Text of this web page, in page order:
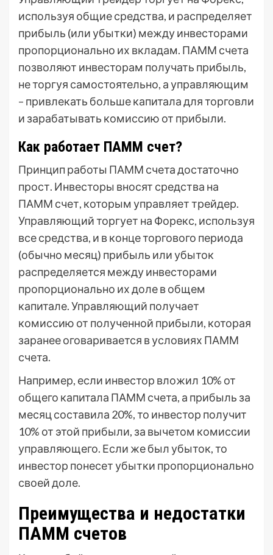
используя общие средства, и распределяет
прибыль (или убытки) между инвесторами
пропорционально их вкладам. ПАММ счета
позволяют инвесторам получать прибыль,
не торгуя самостоятельно, а управляющим
– привлекать больше капитала для торговли
и зарабатывать комиссию от прибыли.
Как работает ПАММ счет?
Принцип работы ПАММ счета достаточно
прост. Инвесторы вносят средства на
ПАММ счет, которым управляет трейдер.
Управляющий торгует на Форекс, используя
все средства, и в конце торгового периода
(обычно месяц) прибыль или убыток
распределяется между инвесторами
пропорционально их доле в общем
капитале. Управляющий получает
комиссию от полученной прибыли, которая
заранее оговаривается в условиях ПАММ
счета.
Например, если инвестор вложил 10% от
общего капитала ПАММ счета, а прибыль за
месяц составила 20%, то инвестор получит
10% от этой прибыли, за вычетом комиссии
управляющего. Если же был убыток, то
инвестор понесет убытки пропорционально
своей доле.
Преимущества и недостатки
ПАММ счетов